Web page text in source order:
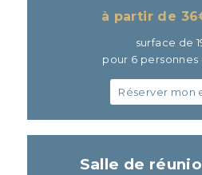
à partir de 36
surface de
pour 6 personnes
Réserver mon
Salle de